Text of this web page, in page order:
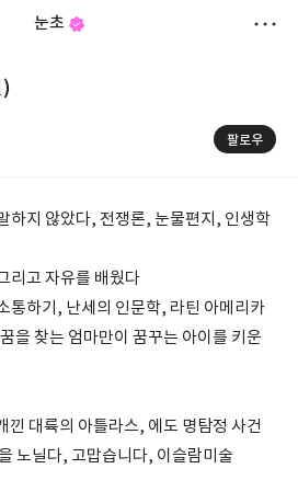
눈초
팔로우
하지 않았다, 전쟁론, 눈물편지, 인생학
리고 자유를 배웠다
통하기, 난세의 인문학, 라틴 아메리카
을 찾는 엄마만이 꿈꾸는 아이를 키운
낀 대륙의 아틀라스, 에도 명탐정 사건
노닐다, 고맙습니다, 이슬람미술